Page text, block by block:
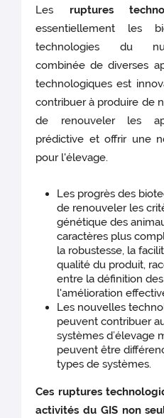
Les ruptures
essentiellement les
technologies du
combinée de diverses
technologiques est
contribuer à produire de
de renouveler les
prédictive et offrir une
pour l'élevage.
Les progrès des
de renouveler les
génétique des
caractères plus
la robustesse, la
qualité du produit,
entre la définition
l'amélioration
Les nouvelles
peuvent contribuer
systèmes d’élevage
peuvent être
types de systèmes.
Ces ruptures
activités du GIS non